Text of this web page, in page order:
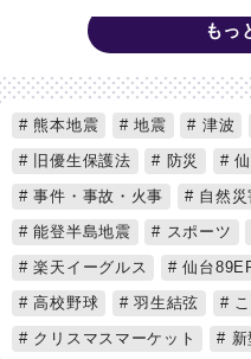
もっ
熊本地震 地震 津波
旧優生保護法
防災 仙
事件・事故・火事
自然災
能登半島地震
スポーツ
楽天イーグルス
仙台
高校野球
羽生結弦
こ
クリスマスマーケット
新